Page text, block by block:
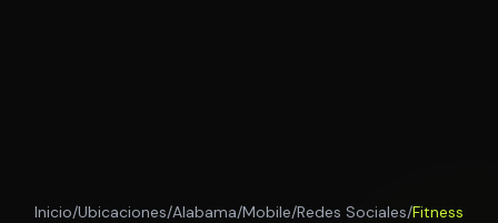
Inicio/Ubicaciones/Alabama/Mobile/Redes Sociales/Fitness